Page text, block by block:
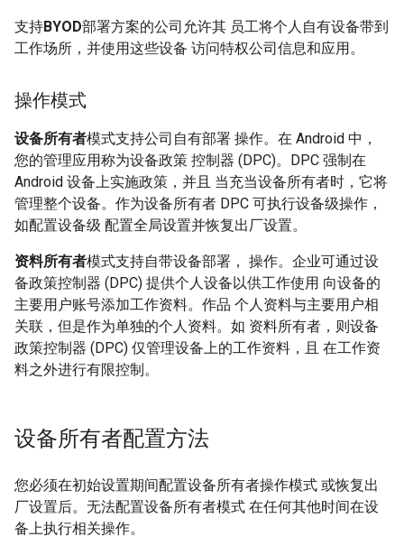
支持BYOD部署方案的公司允许其 员工将个人自有设备带到
工作场所，并使用这些设备 访问特权公司信息和应用。
操作模式
设备所有者模式支持公司自有部署 操作。在 Android 中，
您的管理应用称为设备政策 控制器 (DPC)。DPC 强制在
Android 设备上实施政策，并且 当充当设备所有者时，它将
管理整个设备。作为设备所有者 DPC 可执行设备级操作，
如配置设备级 配置全局设置并恢复出厂设置。
资料所有者模式支持自带设备部署， 操作。企业可通过设
备政策控制器 (DPC) 提供个人设备以供工作使用 向设备的
主要用户账号添加工作资料。作品 个人资料与主要用户相
关联，但是作为单独的个人资料。如 资料所有者，则设备
政策控制器 (DPC) 仅管理设备上的工作资料，且 在工作资
料之外进行有限控制。
设备所有者配置方法
您必须在初始设置期间配置设备所有者操作模式 或恢复出
厂设置后。无法配置设备所有者模式 在任何其他时间在设
备上执行相关操作。